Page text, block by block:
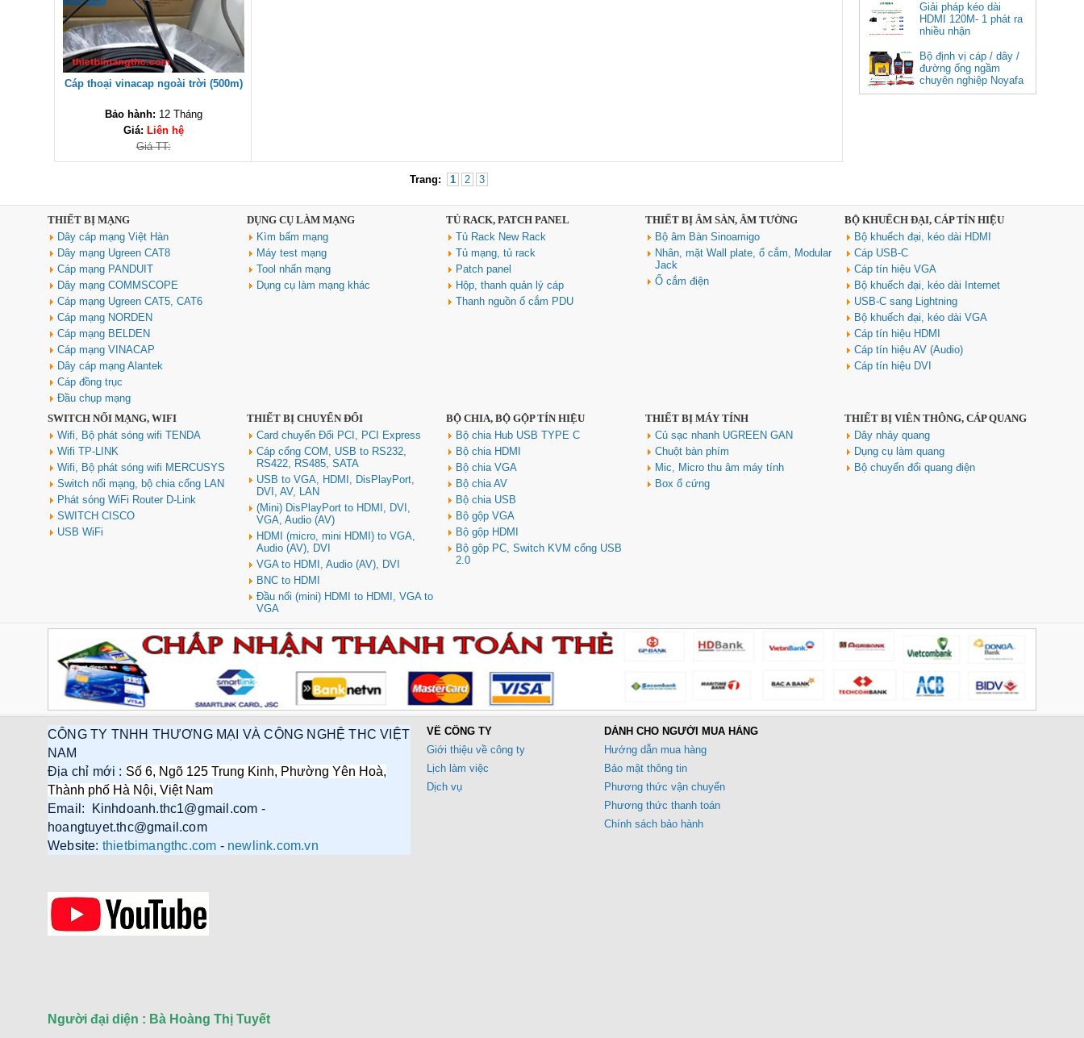
Cáp thoại vinacap ngoài trời (500m)
Bảo hành: 12 Tháng
Giá: Liên hệ
Giá TT:
Trang: 1 2 3
Hub USB Type C Groovy Robot
Uno 6 in 1 ra USB-C, USB-A 3.2,
HDMI 4K@60Hz, Sạc PD 100W
Ugreen 35998
Giá: 650,000 VNĐ
Giải pháp kéo dài
HDMI 120M- 1 phát ra
nhiều nhận
Bộ định vị cáp / dây /
đường ống ngầm
chuyên nghiệp Noyafa
NF-826
THIẾT BỊ MẠNG
Dây cáp mạng Việt Hàn
Dây mạng Ugreen CAT8
Cáp mạng PANDUIT
Dây mạng COMMSCOPE
Cáp mạng Ugreen CAT5, CAT6
Cáp mạng NORDEN
Cáp mạng BELDEN
Cáp mạng VINACAP
Dây cáp mạng Alantek
Cáp đồng trục
Đầu chụp mạng
DỤNG CỤ LÀM MẠNG
Kìm bấm mạng
Máy test mạng
Tool nhấn mạng
Dụng cụ làm mạng khác
TỦ RACK, PATCH PANEL
Tủ Rack New Rack
Tủ mạng, tủ rack
Patch panel
Hộp, thanh quản lý cáp
Thanh nguồn ổ cắm PDU
THIẾT BỊ ÂM SÀN, ÂM TƯỜNG
Bộ âm Bàn Sinoamigo
Nhân, mặt Wall plate, ổ cắm, Modular
Jack
Ổ cắm điện
BỘ KHUẾCH ĐẠI, CÁP TÍN HIỆU
Bộ khuếch đại, kéo dài HDMI
Cáp USB-C
Cáp tín hiệu VGA
Bộ khuếch đại, kéo dài Internet
USB-C sang Lightning
Bộ khuếch đại, kéo dài VGA
Cáp tín hiệu HDMI
Cáp tín hiệu AV (Audio)
Cáp tín hiệu DVI
SWITCH NỐI MẠNG, WIFI
Wifi, Bộ phát sóng wifi TENDA
Wifi TP-LINK
Wifi, Bộ phát sóng wifi MERCUSYS
Switch nối mạng, bộ chia cổng LAN
Phát sóng WiFi Router D-Link
SWITCH CISCO
USB WiFi
THIẾT BỊ CHUYỂN ĐỔI
Card chuyển Đổi PCI, PCI Express
Cáp cổng COM, USB to RS232,
RS422, RS485, SATA
USB to VGA, HDMI, DisPlayPort,
DVI, AV, LAN
(Mini) DisPlayPort to HDMI, DVI,
VGA, Audio (AV)
HDMI (micro, mini HDMI) to VGA,
Audio (AV), DVI
VGA to HDMI, Audio (AV), DVI
BNC to HDMI
Đầu nối (mini) HDMI to HDMI, VGA to
VGA
BỘ CHIA, BỘ GỘP TÍN HIỆU
Bộ chia Hub USB TYPE C
Bộ chia HDMI
Bộ chia VGA
Bộ chia AV
Bộ chia USB
Bộ gộp VGA
Bộ gộp HDMI
Bộ gộp PC, Switch KVM cổng USB
2.0
THIẾT BỊ MÁY TÍNH
Củ sạc nhanh UGREEN GAN
Chuột bàn phím
Mic, Micro thu âm máy tính
Box ổ cứng
THIẾT BỊ VIỄN THÔNG, CÁP QUANG
Dây nhảy quang
Dụng cụ làm quang
Bộ chuyển đổi quang điện
CÔNG TY TNHH THƯƠNG MẠI VÀ CÔNG NGHỆ THC VIỆT
NAM
Địa chỉ mới : Số 6, Ngõ 125 Trung Kinh, Phường Yên Hoà,
Thành phố Hà Nội, Việt Nam
Email: Kinhdoanh.thc1@gmail.com -
hoangtuyet.thc@gmail.com
Website: thietbimangthc.com - newlink.com.vn
Người đại diện : Bà Hoàng Thị Tuyết
VỀ CÔNG TY
Giới thiệu về công ty
Lịch làm việc
Dịch vụ
DÀNH CHO NGƯỜI MUA HÀNG
Hướng dẫn mua hàng
Bảo mật thông tin
Phương thức vận chuyển
Phương thức thanh toán
Chính sách bảo hành